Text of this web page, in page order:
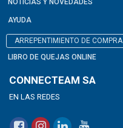
NOTICIAS Y NOVEDADES
AYUDA
ARREPENTIMIENTO DE COMPRA
LIBRO DE QUEJAS ONLINE
CONNECTEAM SA
EN LAS REDES